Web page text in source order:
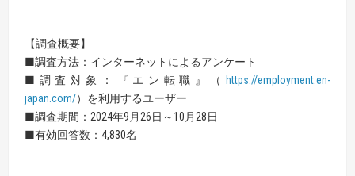
【調査概要】
■調査方法：インターネットによるアンケート
■調査対象：『エン転職』（ https://employment.en-
japan.com/）を利用するユーザー
■調査期間：2024年9月26日～10月28日
■有効回答数：4,830名